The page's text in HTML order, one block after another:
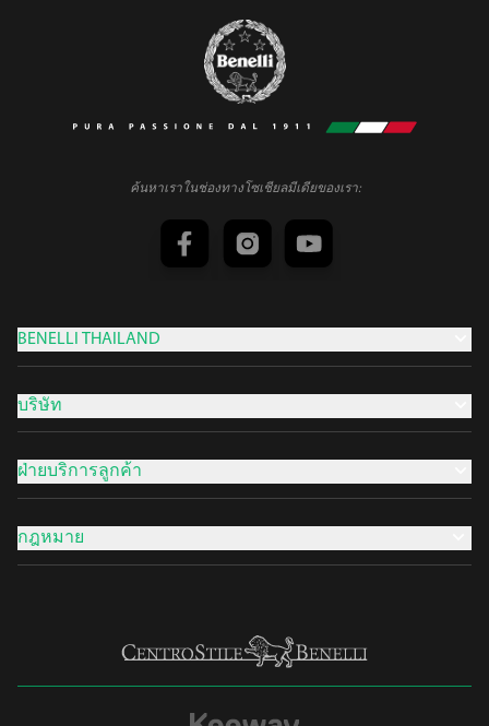
ค้นหาเราในช่องทางโซเชียลมีเดียของเรา:
BENELLI THAILAND
บริษัท
ฝ่ายบริการลูกค้า
กฎหมาย